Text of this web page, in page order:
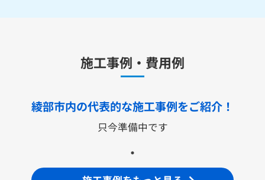
TKS05321Z TKS05305JA TKS05305ZA
TKS05301J TKS05311J TKS05310J
洗面化粧台用水栓金具
TLHG30ERZ TLN32TEFR
TLG05301J
施工事例・費用例
綾部市内の代表的な施工事例をご紹介！
只今準備中です